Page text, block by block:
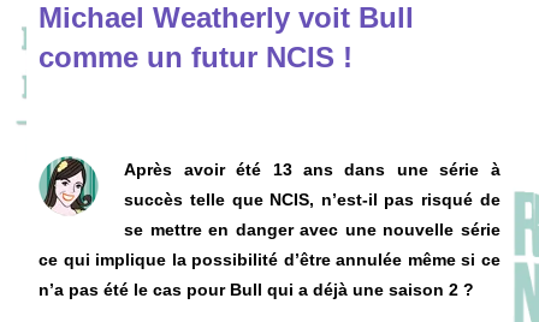
Michael Weatherly voit Bull
comme un futur NCIS !
Après avoir été 13 ans dans une série à
succès telle que NCIS, n’est-il pas risqué de
se mettre en danger avec une nouvelle série
ce qui implique la possibilité d’être annulée même si ce
n’a pas été le cas pour Bull qui a déjà une saison 2 ?